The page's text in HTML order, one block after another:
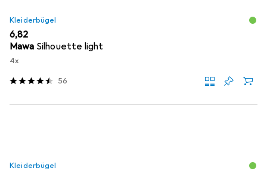
Kleiderbügel
EUR
6,82
Mawa Silhouette light
4x
56
Kleiderbügel